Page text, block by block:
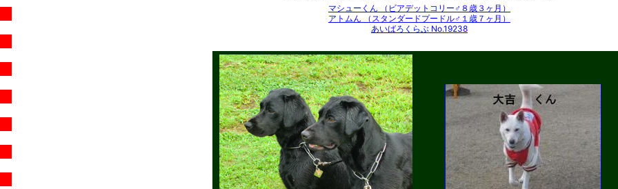
マシューくん （ビアデットコリー♂８歳３ヶ月）
アトムん （スタンダードプードル♂１歳７ヶ月）
あいばろくらぶ No.19238